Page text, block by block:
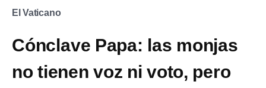
El Vaticano
Cónclave Papa: las monjas
no tienen voz ni voto, pero